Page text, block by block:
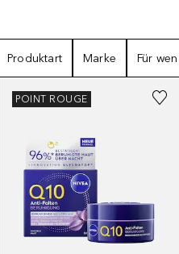
Produktart Marke Für wen
POINT ROUGE